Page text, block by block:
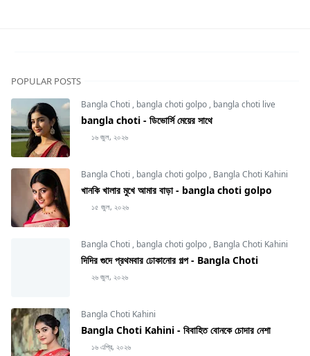
POPULAR POSTS
Bangla Choti , bangla choti golpo , bangla choti live
bangla choti - ডিভোর্সি মেয়ের সাথে
১৬ জুল, ২০২৬
Bangla Choti , bangla choti golpo , Bangla Choti Kahini
খানকি খালার মুখে আমার বাড়া - bangla choti golpo
১৫ জুল, ২০২৬
Bangla Choti , bangla choti golpo , Bangla Choti Kahini
দিদির গুদে প্রথমবার ঢোকানোর গল্প - Bangla Choti
২৬ জুল, ২০২৬
Bangla Choti Kahini
Bangla Choti Kahini - বিবাহিত বোনকে চোদার নেশা
১৬ এপ্রি, ২০২৬